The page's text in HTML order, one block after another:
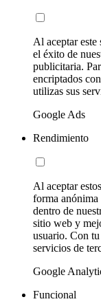
Al aceptar
el éxito de
publicitaria.
encriptados
utilizas sus
Google Ads
Rendimiento
Al aceptar
forma
dentro de
sitio web y
usuario. Con
servicios de
Google
Funcional